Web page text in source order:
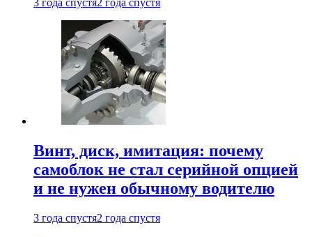
3 года спустя2 года спустя
Винт, диск, имитация: почему
самоблок не стал серийной опцией
и не нужен обычному водителю
3 года спустя2 года спустя